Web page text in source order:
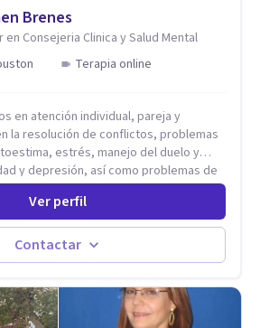
Brenes
en Consejeria Clinica y Salud Mental
Terapia online
en atención individual, pareja y
la resolución de conflictos, problemas
estrés, manejo del duelo y
y depresión, así como problemas de
Desarrollo de personas
a corto y largo plazo, es vital para la
su propia vision.
Ver perfil
Contactar